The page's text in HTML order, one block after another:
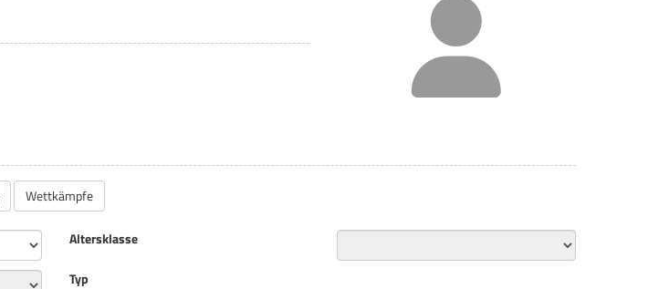
Wettkämpfe
Altersklasse
Typ